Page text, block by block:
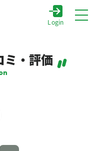
Login
ミ・評価